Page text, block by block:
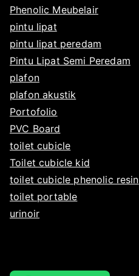
Phenolic Meubelair
pintu lipat
pintu lipat peredam
Pintu Lipat Semi Peredam
plafon
plafon akustik
Portofolio
PVC Board
toilet cubicle
Toilet cubicle kid
toilet cubicle phenolic resin
toilet portable
urinoir